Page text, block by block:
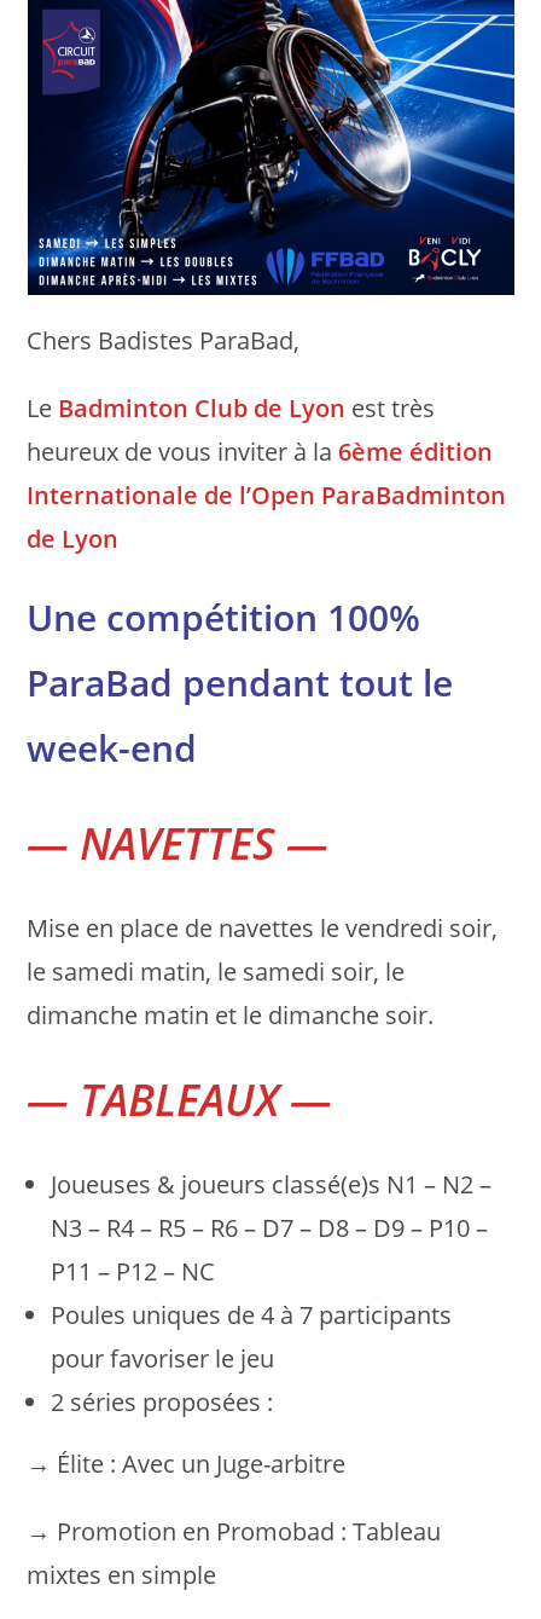
Chers Badistes ParaBad,
Le Badminton Club de Lyon est très
heureux de vous inviter à la 6ème édition
Internationale de l’Open ParaBadminton
de Lyon
Une compétition 100%
ParaBad pendant tout le
week-end
— NAVETTES —
Mise en place de navettes le vendredi soir,
le samedi matin, le samedi soir, le
dimanche matin et le dimanche soir.
— TABLEAUX —
Joueuses & joueurs classé(e)s N1 – N2 –
N3 – R4 – R5 – R6 – D7 – D8 – D9 – P10 –
P11 – P12 – NC
Poules uniques de 4 à 7 participants
pour favoriser le jeu
2 séries proposées :
→ Élite : Avec un Juge-arbitre
→ Promotion en Promobad : Tableau
mixtes en simple